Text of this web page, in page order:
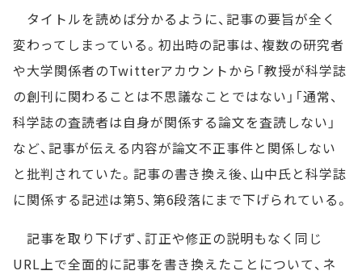
タイトルを読めば分かるように、記事の要旨が全く
変わってしまっている。初出時の記事は、複数の研究者
や大学関係者のTwitterアカウントから「教授が科学誌
の創刊に関わることは不思議なことではない」「通常、
科学誌の査読者は自身が関係する論文を査読しない」
など、記事が伝える内容が論文不正事件と関係しない
と批判されていた。記事の書き換え後、山中氏と科学誌
に関係する記述は第5、第6段落にまで下げられている。
記事を取り下げず、訂正や修正の説明もなく同じ
URL上で全面的に記事を書き換えたことについて、ネ